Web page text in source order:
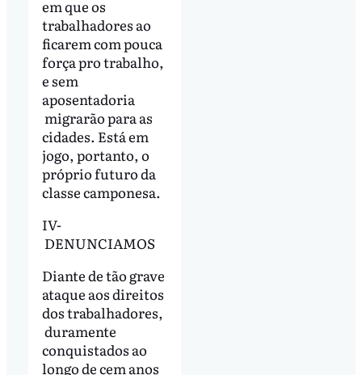
em que os
trabalhadores ao
ficarem com pouca
força pro trabalho,
e sem
aposentadoria
migrarão para as
cidades. Está em
jogo, portanto, o
próprio futuro da
classe camponesa.
IV-
DENUNCIAMOS
Diante de tão grave
ataque aos direitos
dos trabalhadores,
duramente
conquistados ao
longo de cem anos